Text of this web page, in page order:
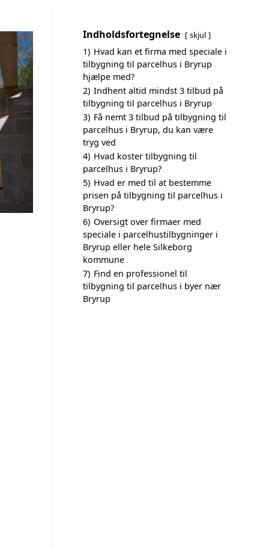
Indholdsfortegnelse skjul
1) Hvad kan et firma med speciale i
tilbygning til parcelhus i Bryrup
hjælpe med?
2) Indhent altid mindst 3 tilbud på
tilbygning til parcelhus i Bryrup
3) Få nemt 3 tilbud på tilbygning til
parcelhus i Bryrup, du kan være
tryg ved
4) Hvad koster tilbygning til
parcelhus i Bryrup?
5) Hvad er med til at bestemme
prisen på tilbygning til parcelhus i
Bryrup?
6) Oversigt over firmaer med
speciale i parcelhustilbygninger i
Bryrup eller hele Silkeborg
kommune
7) Find en professionel til
tilbygning til parcelhus i byer nær
Bryrup